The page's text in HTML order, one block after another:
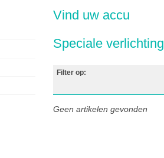
Vind uw accu
Speciale verlichting
Filter op:
Geen artikelen gevonden